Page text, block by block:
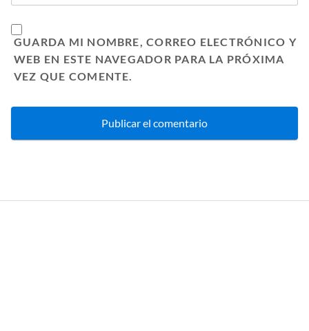
GUARDA MI NOMBRE, CORREO ELECTRÓNICO Y
WEB EN ESTE NAVEGADOR PARA LA PRÓXIMA
VEZ QUE COMENTE.